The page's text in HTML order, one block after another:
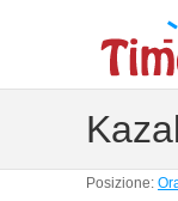
Posizione: